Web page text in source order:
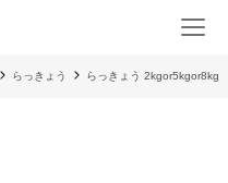
らっきょう らっきょう 2kgor5kgor8kg